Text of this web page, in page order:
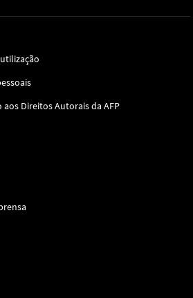
aos Direitos Autorais da AFP